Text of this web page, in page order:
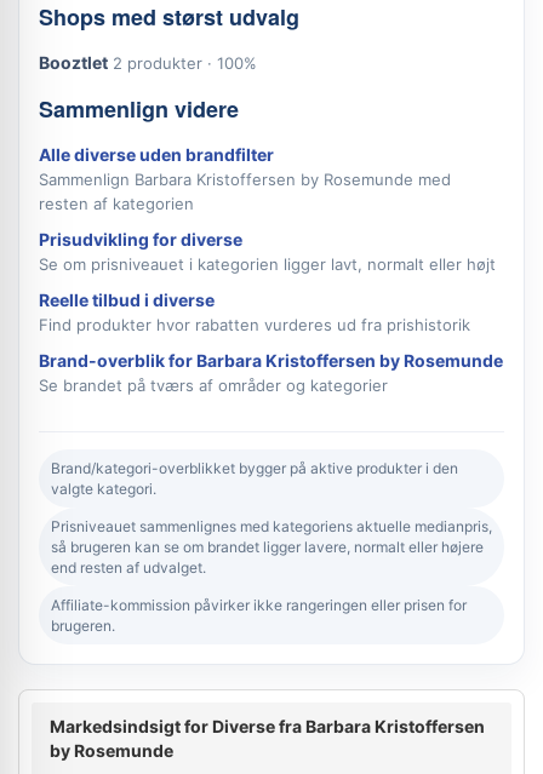
Shops med størst udvalg
Booztlet 2 produkter · 100%
Sammenlign videre
Alle diverse uden brandfilter
Sammenlign Barbara Kristoffersen by Rosemunde med
resten af kategorien
Prisudvikling for diverse
Se om prisniveauet i kategorien ligger lavt, normalt eller højt
Reelle tilbud i diverse
Find produkter hvor rabatten vurderes ud fra prishistorik
Brand-overblik for Barbara Kristoffersen by Rosemunde
Se brandet på tværs af områder og kategorier
Brand/kategori-overblikket bygger på aktive produkter i den
valgte kategori.
Prisniveauet sammenlignes med kategoriens aktuelle medianpris,
så brugeren kan se om brandet ligger lavere, normalt eller højere
end resten af udvalget.
Affiliate-kommission påvirker ikke rangeringen eller prisen for
brugeren.
Markedsindsigt for Diverse fra Barbara Kristoffersen
by Rosemunde